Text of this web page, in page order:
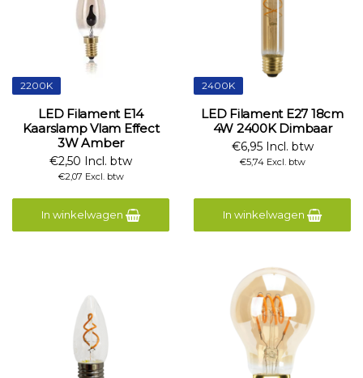
2200K
LED Filament E14
Kaarslamp Vlam Effect
3W Amber
€2,50 Incl. btw
€2,07 Excl. btw
In winkelwagen
2400K
LED Filament E27 18cm
4W 2400K Dimbaar
€6,95 Incl. btw
€5,74 Excl. btw
In winkelwagen